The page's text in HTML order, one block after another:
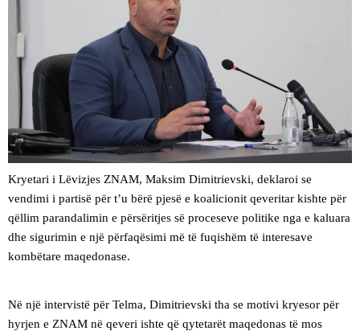
Kryetari i Lëvizjes ZNAM, Maksim Dimitrievski, deklaroi se
vendimi i partisë për t’u bërë pjesë e koalicionit qeveritar kishte për
qëllim parandalimin e përsëritjes së proceseve politike nga e kaluara
dhe sigurimin e një përfaqësimi më të fuqishëm të interesave
kombëtare maqedonase.
Në një intervistë për Telma, Dimitrievski tha se motivi kryesor për
hyrjen e ZNAM në qeveri ishte që qytetarët maqedonas të mos